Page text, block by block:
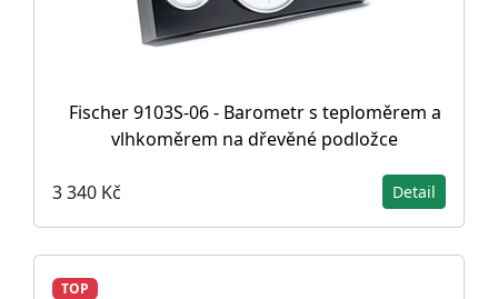
Fischer 9103S-06 - Barometr s teploměrem a
vlhkoměrem na dřevěné podložce
3 340 Kč Detail
TOP